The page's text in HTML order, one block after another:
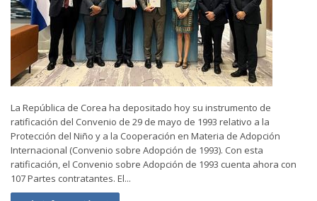
La República de Corea ha depositado hoy su instrumento de
ratificación del Convenio de 29 de mayo de 1993 relativo a la
Protección del Niño y a la Cooperación en Materia de Adopción
Internacional (Convenio sobre Adopción de 1993). Con esta
ratificación, el Convenio sobre Adopción de 1993 cuenta ahora con
107 Partes contratantes. El...